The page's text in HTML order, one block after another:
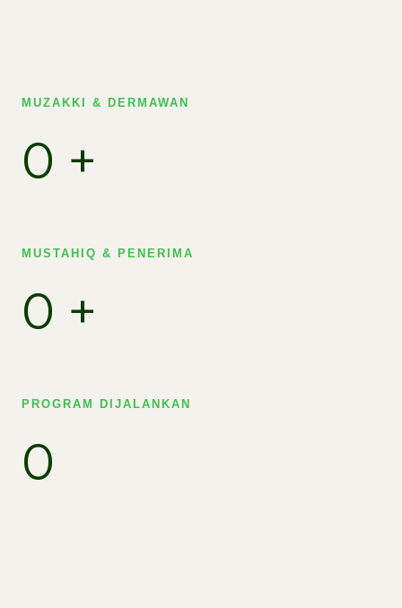
MUZAKKI & DERMAWAN
0 +
MUSTAHIQ & PENERIMA​
0 +
PROGRAM DIJALANKAN
0